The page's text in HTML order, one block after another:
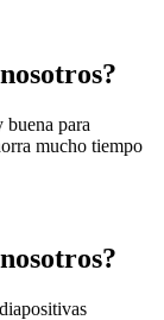
para
mucho tiempo